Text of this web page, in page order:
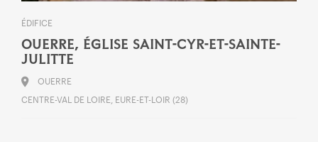
ÉDIFICE
OUERRE, ÉGLISE SAINT-CYR-ET-SAINTE-
JULITTE
OUERRE
CENTRE-VAL DE LOIRE, EURE-ET-LOIR (28)